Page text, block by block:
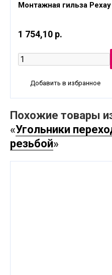
Монтажная гильза
1 754,10 р.
Добавить в избранное
Похожие товары
«Угольники
резьбой»